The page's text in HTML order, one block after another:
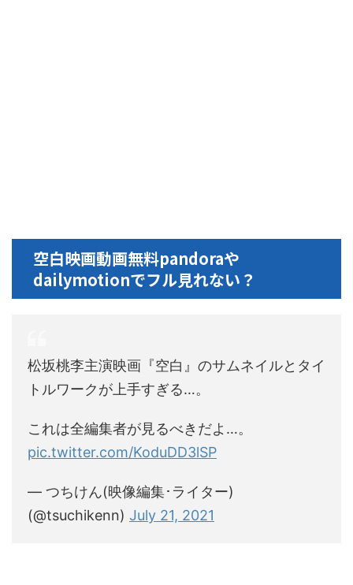
空白映画動画無料pandoraや
dailymotionでフル見れない？
松坂桃李主演映画『空白』のサムネイルとタイ
トルワークが上手すぎる…。
これは全編集者が見るべきだよ…。
pic.twitter.com/KoduDD3lSP
— つちけん(映像編集･ライター)
(@tsuchikenn) July 21, 2021